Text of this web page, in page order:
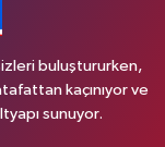
buluştururken,
kaçınıyor ve
sunuyor.